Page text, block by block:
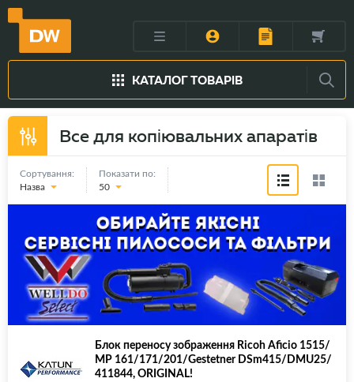
КАТАЛОГ ТОВАРІВ
Все для копіювальних апаратів
Сортування:
Назва
Показати по:
50
Блок переносу зображення Ricoh Aficio 1515/
MP 161/171/201/Gestetner DSm415/DMU25/
411844, ORIGINAL!